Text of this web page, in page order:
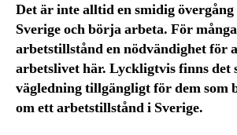
Det är inte alltid en smidig
Sverige och börja arbeta. För
arbetstillstånd en nödvändighet för
arbetslivet här. Lyckligtvis finns det
vägledning tillgängligt för dem som
om ett arbetstillstånd i Sverige.